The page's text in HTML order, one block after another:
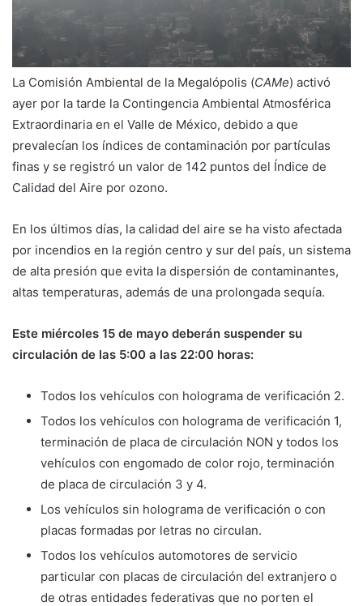
La Comisión Ambiental de la Megalópolis (CAMe) activó
ayer por la tarde la Contingencia Ambiental Atmosférica
Extraordinaria en el Valle de México, debido a que
prevalecían los índices de contaminación por partículas
finas y se registró un valor de 142 puntos del Índice de
Calidad del Aire por ozono.
En los últimos días, la calidad del aire se ha visto afectada
por incendios en la región centro y sur del país, un sistema
de alta presión que evita la dispersión de contaminantes,
altas temperaturas, además de una prolongada sequía.
Este miércoles 15 de mayo deberán suspender su
circulación de las 5:00 a las 22:00 horas:
Todos los vehículos con holograma de verificación 2.
Todos los vehículos con holograma de verificación 1,
terminación de placa de circulación NON y todos los
vehículos con engomado de color rojo, terminación
de placa de circulación 3 y 4.
Los vehículos sin holograma de verificación o con
placas formadas por letras no circulan.
Todos los vehículos automotores de servicio
particular con placas de circulación del extranjero o
de otras entidades federativas que no porten el